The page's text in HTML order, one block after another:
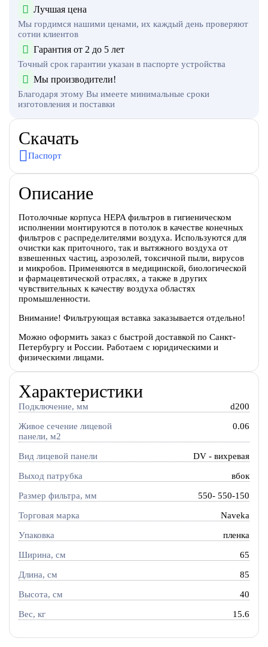
Лучшая цена
Мы гордимся нашими ценами, их каждый день проверяют
сотни клиентов
Гарантия от 2 до 5 лет
Точный срок гарантии указан в паспорте устройства
Мы производители!
Благодаря этому Вы имеете минимальные сроки
изготовления и поставки
Скачать
Паспорт
Описание
Потолочные корпуса HEPA фильтров в гигиеническом
исполнении монтируются в потолок в качестве конечных
фильтров с распределителями воздуха. Используются для
очистки как приточного, так и вытяжного воздуха от
взвешенных частиц, аэрозолей, токсичной пыли, вирусов
и микробов. Применяются в медицинской, биологической
и фармацевтической отраслях, а также в других
чувствительных к качеству воздуха областях
промышленности.
Внимание! Фильтрующая вставка заказывается отдельно!
Можно оформить заказ с быстрой доставкой по Санкт-
Петербургу и России. Работаем с юридическими и
физическими лицами.
Характеристики
Подключение, мм d200
Живое сечение лицевой
панели, м2
0.06
Вид лицевой панели DV - вихревая
Выход патрубка вбок
Размер фильтра, мм 550- 550-150
Торговая марка Naveka
Упаковка пленка
Ширина, см 65
Длина, см 85
Высота, см 40
Вес, кг 15.6